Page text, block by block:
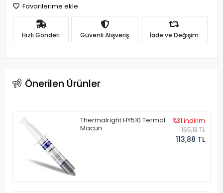
Favorilerime ekle
Hızlı Gönderi Güvenli Alışveriş İade ve Değişim
Önerilen Ürünler
Thermalright HY510 Termal
Macun
%31 indirim
165,13 TL
113,88 TL